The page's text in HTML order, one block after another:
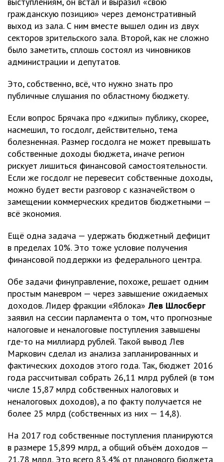
гражданскую позицию» через демонстративный
выход из зала. С ним вместе вышел один из двух
секторов зрительского зала. Второй, как не сложно
было заметить, сплошь состоял из чиновников
администрации и депутатов.
Это, собственно, всё, что нужно знать про
публичные слушания по областному бюджету.
Если вопрос Брячака про «джипы» публику, скорее,
насмешил, то госдолг, действительно, тема
болезненная. Размер госдолга не может превышать
собственные доходы бюджета, иначе регион
рискует лишиться финансовой самостоятельности.
Если же госдолг не перевесит собственные доходы,
можно будет вести разговор с казначейством о
замещении коммерческих кредитов бюджетными —
всё экономия.
Ещё одна задача — удержать бюджетный дефицит
в пределах 10%. Это тоже условие получения
финансовой поддержки из федерального центра.
Обе задачи финуправление, похоже, решает одним
простым маневром — через завышение ожидаемых
доходов. Лидер фракции «Яблока» Лев Шлосберг
заявил на сессии парламента о том, что прогнозные
налоговые и неналоговые поступления завышены
где-то на миллиард рублей. Такой вывод Лев
Маркович сделал из анализа запланированных и
фактических доходов этого года. Так, бюджет 2016
года рассчитывал собрать 26,11 млрд рублей (в том
числе 15,87 млрд собственных налоговых и
неналоговых доходов), а по факту получается не
более 25 млрд (собственных из них — 14,8).
На 2017 год собственные поступления планируются
в размере 15,899 млрд, а общий объём доходов —
21,78 млрд. Это всего 83,4% от планового бюджета